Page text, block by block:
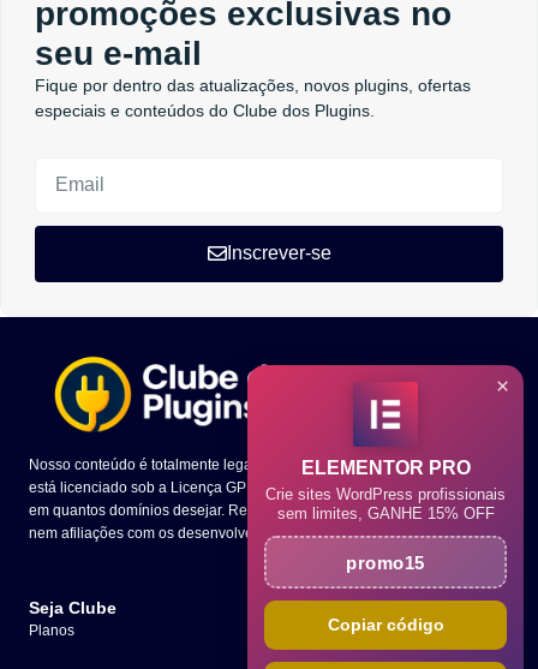
promoções exclusivas no
seu e-mail
Fique por dentro das atualizações, novos plugins, ofertas
especiais e conteúdos do Clube dos Plugins.
Inscrever-se
Nosso conteúdo é totalmente legal e todo o código dos temas e plugins
está licenciado sob a Licença GPL. Você tem a liberdade de utilizá-los
em quantos domínios desejar. Ressaltamos que não mantemos parcerias
nem afiliações com os desenvolvedores presentes em nosso site.
Seja Clube
Planos
×
ELEMENTOR PRO
Crie sites WordPress profissionais
sem limites, GANHE 15% OFF
promo15
Copiar código